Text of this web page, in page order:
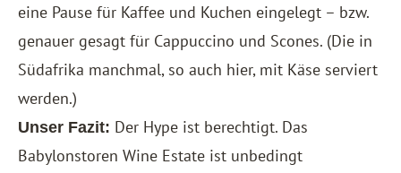
eine Pause für Kaffee und Kuchen eingelegt – bzw.
genauer gesagt für Cappuccino und Scones. (Die in
Südafrika manchmal, so auch hier, mit Käse serviert
werden.)
Unser Fazit: Der Hype ist berechtigt. Das
Babylonstoren Wine Estate ist unbedingt